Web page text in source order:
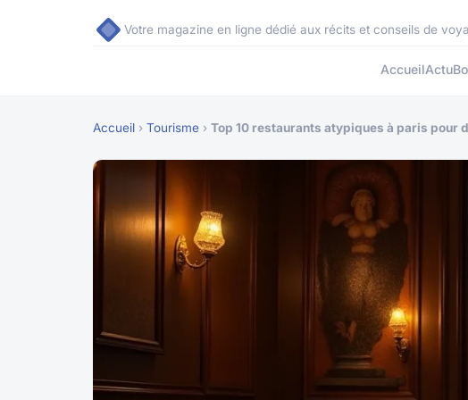
Votre magazine en ligne dédié aux récits et conseils de
AccueilActu
Accueil › Tourisme › Top 10 restaurants atypiques à paris pour